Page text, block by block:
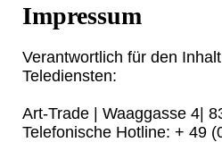
Impressum
Verantwortlich für den
Telediensten:
Art-Trade | Waaggasse 4|
Telefonische Hotline: + 49